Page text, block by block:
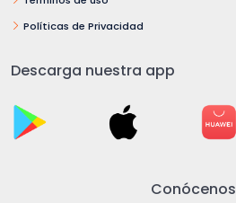
Políticas de Privacidad
Descarga nuestra app
Conócenos